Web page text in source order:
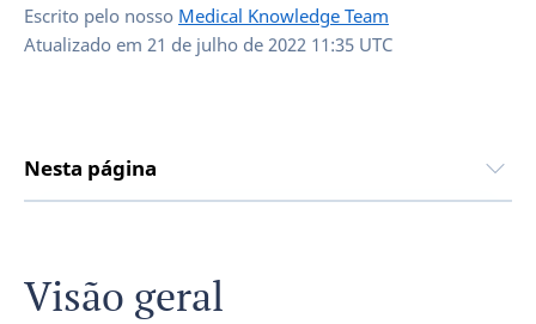
Escrito pelo nosso Medical Knowledge Team
Atualizado em 21 de julho de 2022 11:35 UTC
Nesta página
Visão geral